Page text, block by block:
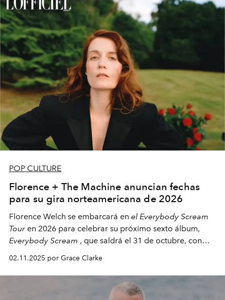
POP CULTURE
Florence + The Machine anuncian fechas
para su gira norteamericana de 2026
Florence Welch se embarcará en el Everybody Scream
Tour en 2026 para celebrar su próximo sexto álbum,
Everybody Scream , que saldrá el 31 de octubre, con
fechas en Norteamérica a partir de abril del próximo
02.11.2025 por Grace Clarke